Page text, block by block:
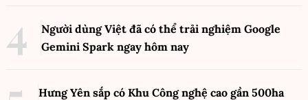
Người dùng Việt đã có thể trải nghiệm Google
Gemini Spark ngay hôm nay
Hưng Yên sắp có Khu Công nghệ cao gần 500ha